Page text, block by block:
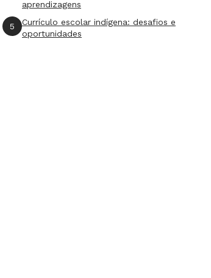
aprendizagens
5
Currículo escolar indígena: desafios e
oportunidades